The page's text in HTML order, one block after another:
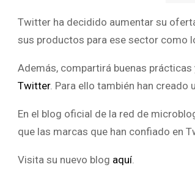
Twitter ha decidido aumentar su
sus productos para ese sector como
Además, compartirá buenas
Twitter. Para ello también han creado
En el blog oficial de la red de
que las marcas que han confiado en
Visita su nuevo blog aquí.